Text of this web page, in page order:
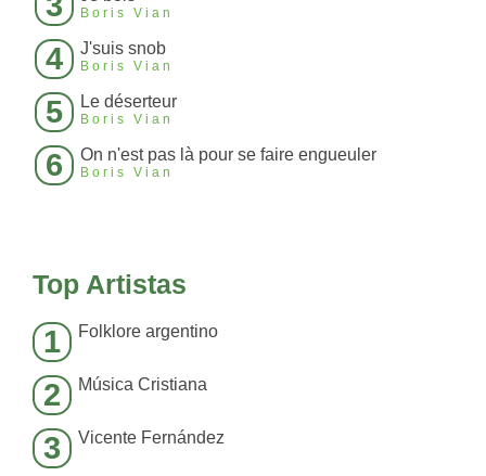
Boris Vian
4 J'suis snob
Boris Vian
5 Le déserteur
Boris Vian
6 On n'est pas là pour se faire engueuler
Boris Vian
Top Artistas
1 Folklore argentino
2 Música Cristiana
3 Vicente Fernández